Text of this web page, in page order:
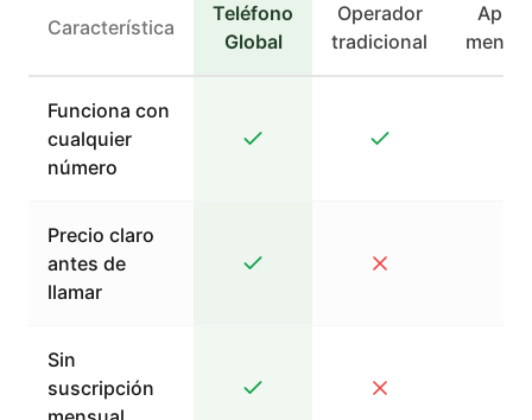
Característica
Teléfono
Global
Operador
tradicional
Apps
Funciona con
cualquier
número
Precio claro
antes de
llamar
Sin
suscripción